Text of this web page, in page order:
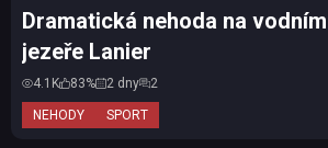
NEHODY SPORT
Dramatická nehoda na
jezeře Lanier
4.1K 83% 2 dny 2